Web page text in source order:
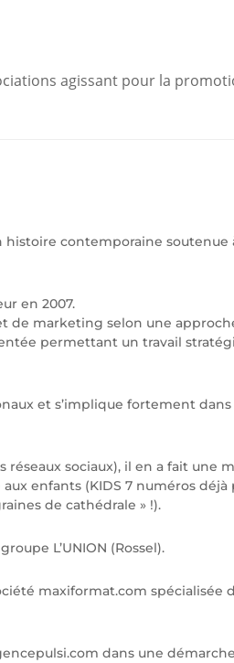
agissant pour la
contemporaine soutenue
en 2007.
de marketing selon une
permettant un travail
et s’implique fortement
réseaux sociaux), il en a fait une
enfants (KIDS 7 numéros
de cathédrale » !).
L’UNION (Rossel).
maxiformat.com spécialisée
dans une